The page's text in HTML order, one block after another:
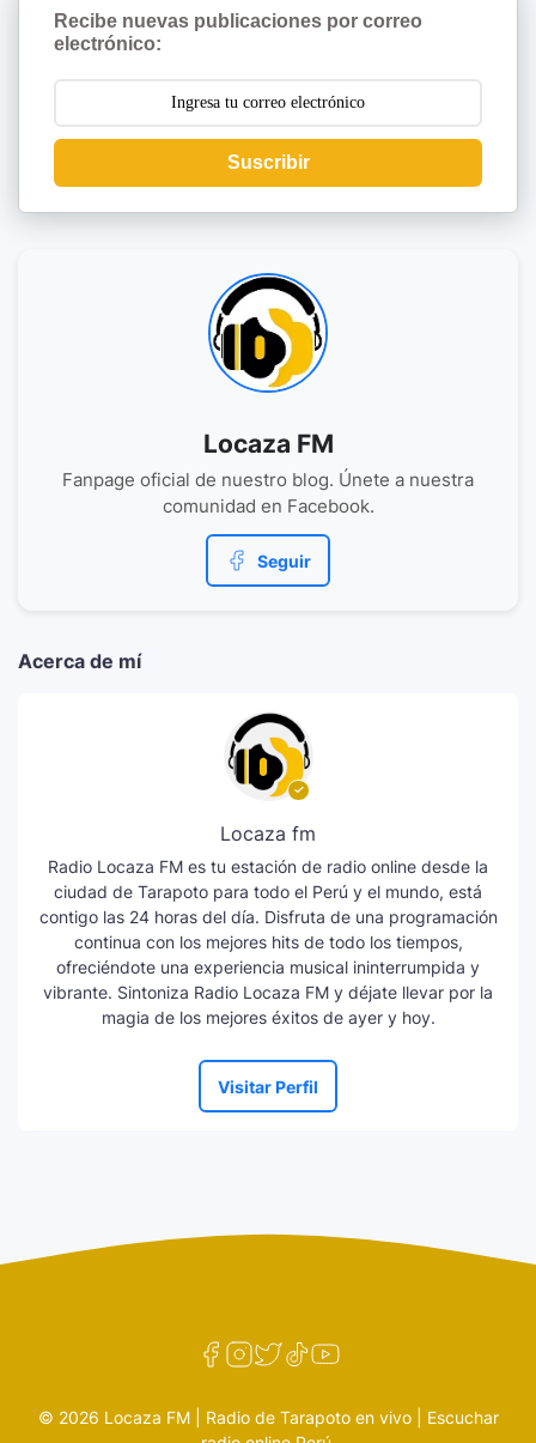
Recibe nuevas publicaciones por correo
electrónico:
Suscribir
Locaza FM
Fanpage oficial de nuestro blog. Únete a nuestra
comunidad en Facebook.
Seguir
Acerca de mí
Locaza fm
Radio Locaza FM es tu estación de radio online desde la
ciudad de Tarapoto para todo el Perú y el mundo, está
contigo las 24 horas del día. Disfruta de una programación
continua con los mejores hits de todo los tiempos,
ofreciéndote una experiencia musical ininterrumpida y
vibrante. Sintoniza Radio Locaza FM y déjate llevar por la
magia de los mejores éxitos de ayer y hoy.
Visitar Perfil
© 2026 Locaza FM | Radio de Tarapoto en vivo | Escuchar